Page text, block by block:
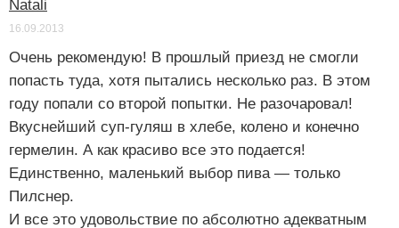
Natali
16.09.2013
Очень рекомендую! В прошлый приезд не смогли
попасть туда, хотя пытались несколько раз. В этом
году попали со второй попытки. Не разочаровал!
Вкуснейший суп-гуляш в хлебе, колено и конечно
гермелин. А как красиво все это подается!
Единственно, маленький выбор пива — только
Пилснер.
И все это удовольствие по абсолютно адекватным